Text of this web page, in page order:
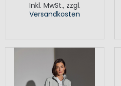
Inkl. MwSt., zzgl.
Versandkosten